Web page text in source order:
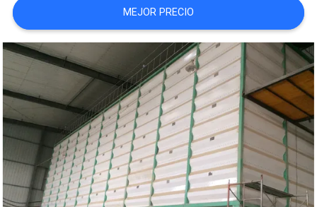
MAPA
DEL
SITIO
POLÍTICAS
DE
PRIVACIDAD
MEJOR PRECIO